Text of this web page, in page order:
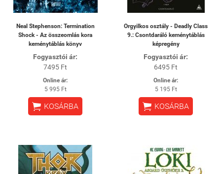
Neal Stephenson: Termination
Shock - Az összeomlás kora
keménytáblás könyv
Fogyasztói ár:
7495 Ft
Online ár:
5 995 Ft
 KOSÁRBA
Orgyilkos osztály - Deadly Class
9.: Csontdaráló keménytáblás
képregény
Fogyasztói ár:
6495 Ft
Online ár:
5 195 Ft
 KOSÁRBA